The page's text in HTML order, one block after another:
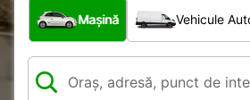
Ce tip de vehicul?
Mașină Vehicule